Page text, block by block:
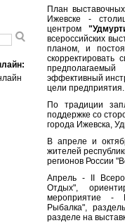
План
Ижевске -
центром
всероссийских
планом, и
эффективный
цели предприятия.
По традиции
поддержке со
города Ижевска,
В апреле и
жителей
регионов России
Апрель - II
Отдых",
мероприятие -
Рыбалка",
разделе на